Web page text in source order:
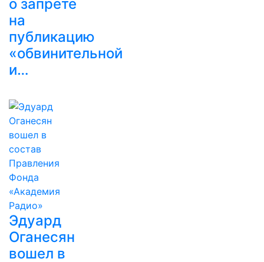
о запрете
на
публикацию
«обвинительной
и…
Эдуард
Оганесян
вошел в